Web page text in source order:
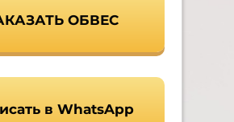
ОБВЕС
в WhatsApp